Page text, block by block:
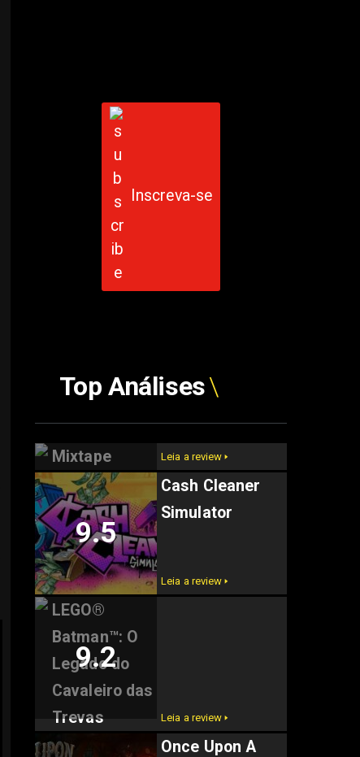
Inscreva-se
Top Análises
Mixtape
9.6
Leia a review 🢒
Cash Cleaner
Simulator
9.5
Leia a review 🢒
LEGO®
Batman™: O
Legado do
Cavaleiro das
Trevas
9.2
Leia a review 🢒
Once Upon A